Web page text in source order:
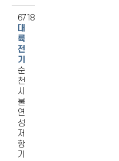
6718
대
륙
전
기
순
천
시
불
연
성
저
항
기